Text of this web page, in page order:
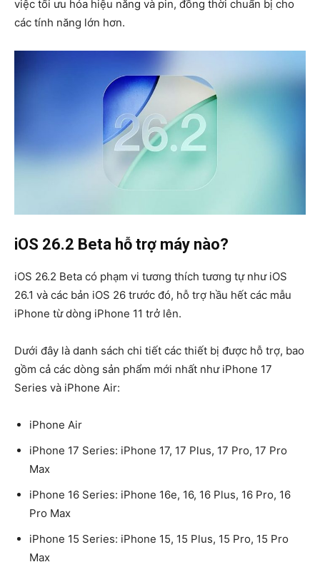
việc tối ưu hóa hiệu năng và pin, đồng thời chuẩn bị cho
các tính năng lớn hơn.
iOS 26.2 Beta hỗ trợ máy nào?
iOS 26.2 Beta có phạm vi tương thích tương tự như iOS
26.1 và các bản iOS 26 trước đó, hỗ trợ hầu hết các mẫu
iPhone từ dòng iPhone 11 trở lên.
Dưới đây là danh sách chi tiết các thiết bị được hỗ trợ, bao
gồm cả các dòng sản phẩm mới nhất như iPhone 17
Series và iPhone Air:
iPhone Air
iPhone 17 Series: iPhone 17, 17 Plus, 17 Pro, 17 Pro
Max
iPhone 16 Series: iPhone 16e, 16, 16 Plus, 16 Pro, 16
Pro Max
iPhone 15 Series: iPhone 15, 15 Plus, 15 Pro, 15 Pro
Max